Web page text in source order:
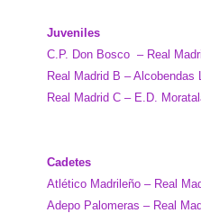
Juveniles
C.P. Don Bosco – Real
Real Madrid B –
Real Madrid C – E.D.
Cadetes
Atlético Madrileño – Real
Adepo Palomeras – Real